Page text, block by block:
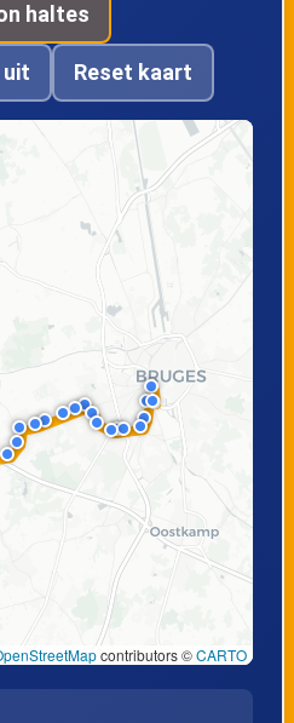
Ettelgem, Markt
Zerkegem,
Kruiskalsijde
Jabbeke, Zevecote
Jabbeke, Dorp
Jabbeke,
Vlamingveld
Varsenare,
Lijsterdreef
haltes
uit Reset kaart
contributors ©CARTO